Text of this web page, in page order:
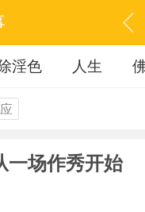
淫色 人生
一场作秀开始